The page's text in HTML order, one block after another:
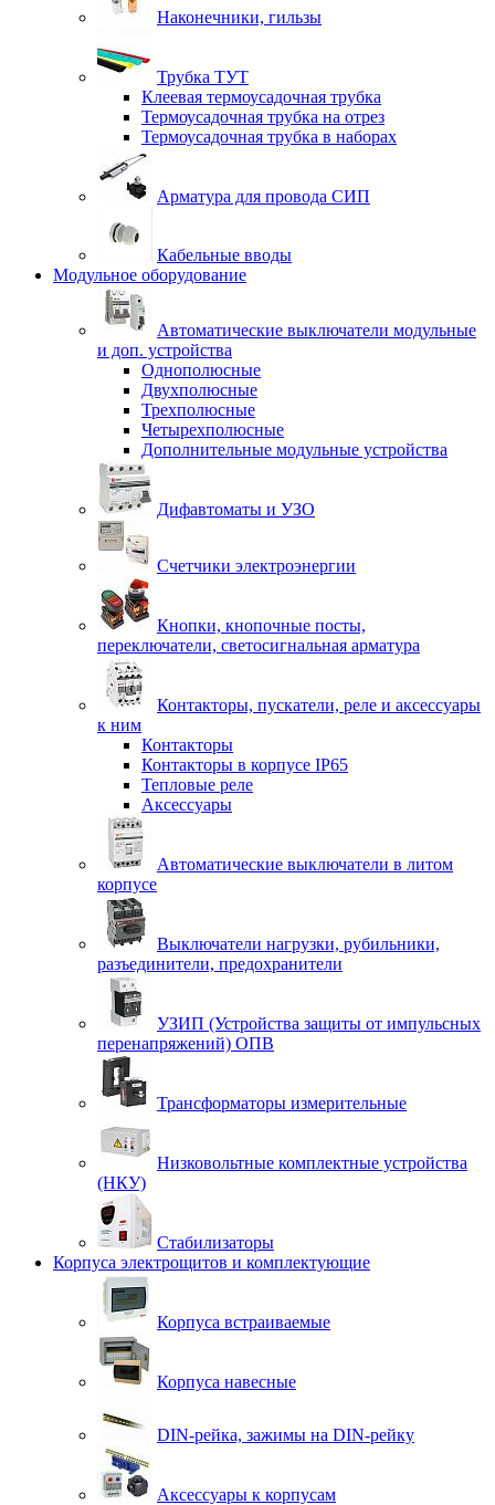
Наконечники, гильзы
Трубка ТУТ
Клеевая термоусадочная трубка
Термоусадочная трубка на отрез
Термоусадочная трубка в наборах
Арматура для провода СИП
Кабельные вводы
Модульное оборудование
Автоматические выключатели модульные
и доп. устройства
Однополюсные
Двухполюсные
Трехполюсные
Четырехполюсные
Дополнительные модульные устройства
Дифавтоматы и УЗО
Счетчики электроэнергии
Кнопки, кнопочные посты,
переключатели, светосигнальная арматура
Контакторы, пускатели, реле и аксессуары
к ним
Контакторы
Контакторы в корпусе IP65
Тепловые реле
Аксессуары
Автоматические выключатели в литом
корпусе
Выключатели нагрузки, рубильники,
разъединители, предохранители
УЗИП (Устройства защиты от импульсных
перенапряжений) ОПВ
Трансформаторы измерительные
Низковольтные комплектные устройства
(НКУ)
Стабилизаторы
Корпуса электрощитов и комплектующие
Корпуса встраиваемые
Корпуса навесные
DIN-рейка, зажимы на DIN-рейку
Аксессуары к корпусам